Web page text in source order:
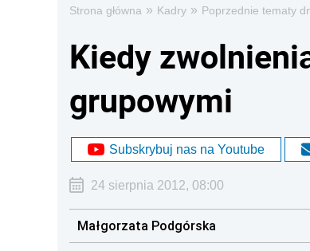
Strona główna » Kadry » Poprzednie tematy
Kiedy
grupowymi
Subskrybuj nas na Youtube
24 sierpnia 2012, 08:00
Małgorzata Podgórska